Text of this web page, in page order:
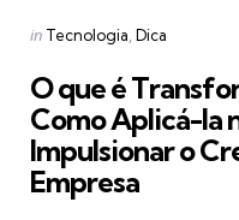
Categories
Posted
in Tecnologia Dica
O que é
Como Aplicá-la
Impulsionar o
Empresa